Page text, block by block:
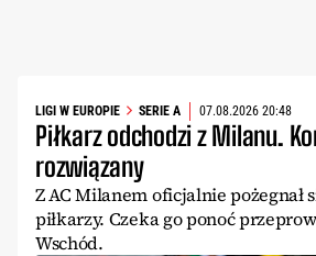
LIGI W EUROPIE SERIE A 07.08.2026 20:48
Piłkarz odchodzi z Milanu.
rozwiązany
Z AC Milanem oficjalnie pożegnał
piłkarzy. Czeka go ponoć
Wschód.